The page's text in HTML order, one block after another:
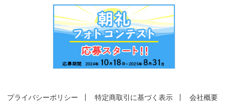
プライバシーポリシー 特定商取引に基づく表示 会社概要